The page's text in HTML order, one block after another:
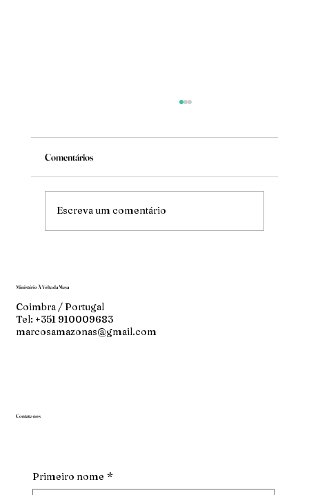
Mude
Comentários
Escreva um comentário
Ministério À Volta da Mesa
Coimbra / Portugal
Tel: +351 910009683
marcosamazonas@gmail.com
Contate-nos
Primeiro nome *